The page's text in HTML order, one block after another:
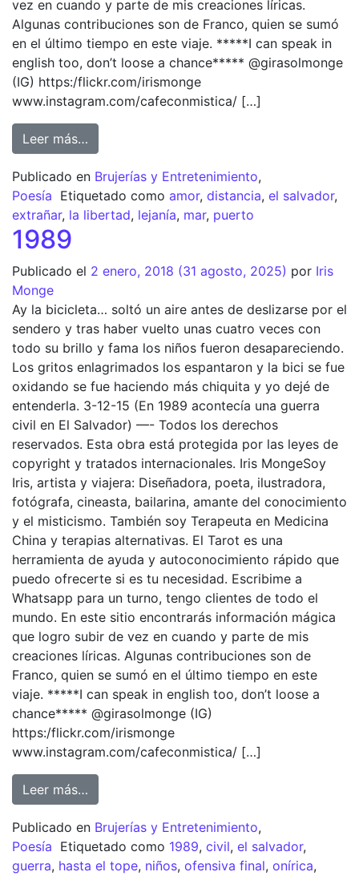
vez en cuando y parte de mis creaciones líricas.
Algunas contribuciones son de Franco, quien se sumó
en el último tiempo en este viaje. *****I can speak in
english too, don’t loose a chance***** @girasolmonge
(IG) https:/flickr.com/irismonge
www.instagram.com/cafeconmistica/ […]
Leer más…
Publicado en Brujerías y Entretenimiento,
Poesía Etiquetado como amor, distancia, el salvador,
extrañar, la libertad, lejanía, mar, puerto
1989
Publicado el 2 enero, 2018 (31 agosto, 2025) por Iris
Monge
Ay la bicicleta… soltó un aire antes de deslizarse por el
sendero y tras haber vuelto unas cuatro veces con
todo su brillo y fama los niños fueron desapareciendo.
Los gritos enlagrimados los espantaron y la bici se fue
oxidando se fue haciendo más chiquita y yo dejé de
entenderla. 3-12-15 (En 1989 acontecía una guerra
civil en El Salvador) —- Todos los derechos
reservados. Esta obra está protegida por las leyes de
copyright y tratados internacionales. Iris MongeSoy
Iris, artista y viajera: Diseñadora, poeta, ilustradora,
fotógrafa, cineasta, bailarina, amante del conocimiento
y el misticismo. También soy Terapeuta en Medicina
China y terapias alternativas. El Tarot es una
herramienta de ayuda y autoconocimiento rápido que
puedo ofrecerte si es tu necesidad. Escribime a
Whatsapp para un turno, tengo clientes de todo el
mundo. En este sitio encontrarás información mágica
que logro subir de vez en cuando y parte de mis
creaciones líricas. Algunas contribuciones son de
Franco, quien se sumó en el último tiempo en este
viaje. *****I can speak in english too, don’t loose a
chance***** @girasolmonge (IG)
https:/flickr.com/irismonge
www.instagram.com/cafeconmistica/ […]
Leer más…
Publicado en Brujerías y Entretenimiento,
Poesía Etiquetado como 1989, civil, el salvador,
guerra, hasta el tope, niños, ofensiva final, onírica,